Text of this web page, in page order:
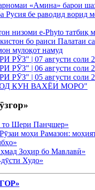
«Амина» барои
Русия бе раводид ворид
низоми e-Phyto татбиқ
бо раиси Палатаи
мулоқот намуд
| 07 августи соли
| 06 августи соли
| 05 августи соли
КУН ВАХЁИ МОРО"
то Шери Панҷшер»
моҳи Рамазон:
Зоҳир бо Мавлавӣ»
Худо»